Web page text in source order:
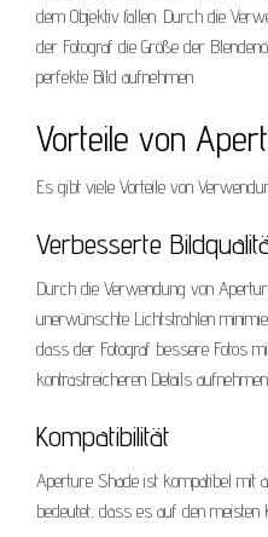
dem Objektiv fallen. Durch die
der Fotograf die Größe der
perfekte Bild aufnehmen.
Vorteile von
Es gibt viele Vorteile von
Verbesserte
Durch die Verwendung von
unerwünschte Lichtstrahlen
dass der Fotograf bessere Fotos
kontrastreicheren Details
Kompatibilität
Aperture Shade ist kompatibel mit
bedeutet, dass es auf den